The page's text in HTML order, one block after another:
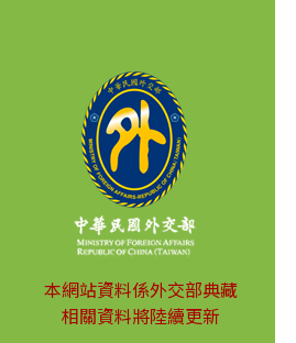
本網站資料係外交部典藏
相關資料將陸續更新